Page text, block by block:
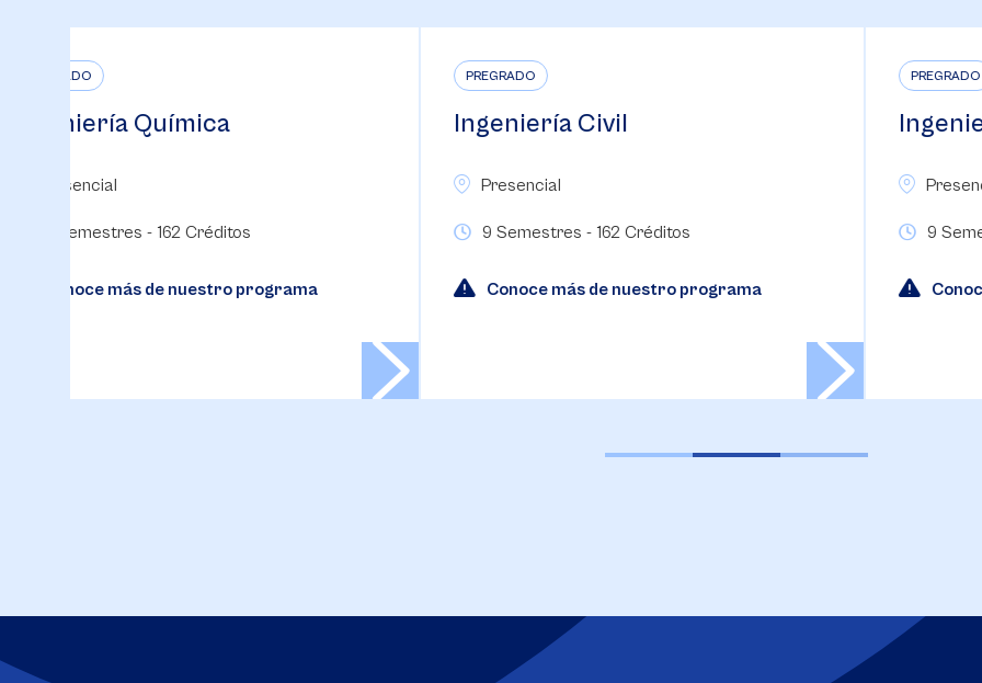
Ciencia de Datos
8 Semestres - 144 Créditos
Conoce más de nuestro programa
Ingeniería de Diseño e
empresarial se realiza en el noveno semestre.
Conoce más de nuestro programa